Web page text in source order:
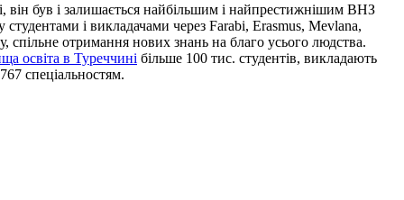
він був і залишається найбільшим і найпрестижнішим ВНЗ
і викладачами через Farabi, Erasmus, Mevlana,
отримання нових знань на благо усього людства.
освіта в Туреччині більше 100 тис. студентів, викладають
спеціальностям.